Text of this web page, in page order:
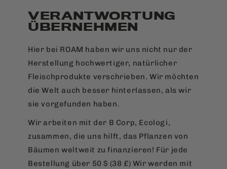
VERANTWORTUNG
ÜBERNEHMEN
Hier bei ROAM haben wir uns nicht nur der
Herstellung hochwertiger, natürlicher
Fleischprodukte verschrieben. Wir möchten
die Welt auch besser hinterlassen, als wir
sie vorgefunden haben.
Wir arbeiten mit der B Corp, Ecologi,
zusammen, die uns hilft, das Pflanzen von
Bäumen weltweit zu finanzieren! Für jede
Bestellung über 50 $ (38 £) Wir werden mit